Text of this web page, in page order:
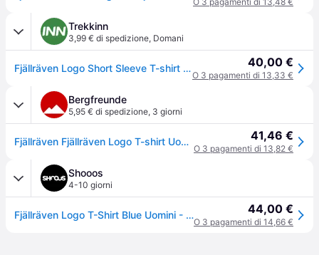
Trekkinn
3,99 € di spedizione, Domani
Fjällräven Logo Short Sleeve T-shirt Blu L Uomo 40,00 €
O 3 pagamenti di 13,33 €
Bergfreunde
5,95 € di spedizione, 3 giorni
Fjällräven Fjällräven Logo T-shirt Uomo (S, grigio) - Grigio 41,46 €
O 3 pagamenti di 13,82 €
Shooos
4-10 giorni
Fjällräven Logo T-Shirt Blue Uomini - Magliette Fjällräven - Blu - F87310-520-999-S - Size: S 44,00 €
O 3 pagamenti di 14,66 €